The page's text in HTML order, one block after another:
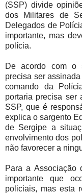
(SSP) divide
dos Militares de
Delegados de
importante, mas
polícia.
De acordo com o
precisa ser
comando da
portaria precisa ser
SSP, que é
explica o sargento
de Sergipe a
envolvimento dos
não favorecer a
Para a Associação
importante que
policiais, mas esta